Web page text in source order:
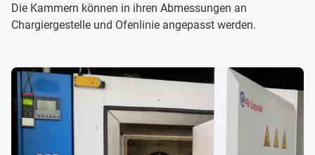
Die Kammern können in ihren Abmessungen an
Chargiergestelle und Ofenlinie angepasst werden.